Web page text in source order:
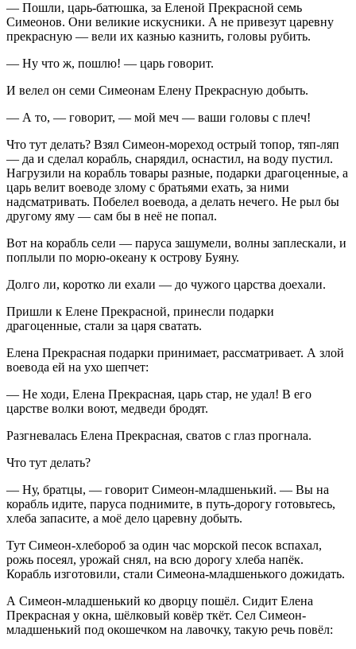
— Пошли, царь-батюшка, за Еленой Прекрасной семь
Симеонов. Они великие искусники. А не привезут царевну
прекрасную — вели их казнью казнить, головы рубить.
— Ну что ж, пошлю! — царь говорит.
И велел он семи Симеонам Елену Прекрасную добыть.
— А то, — говорит, — мой меч — ваши головы с плеч!
Что тут делать? Взял Симеон-мореход острый топор, тяп-ляп
— да и сделал корабль, снарядил, оснастил, на воду пустил.
Нагрузили на корабль товары разные, подарки драгоценные, а
царь велит воеводе злому с братьями ехать, за ними
надсматривать. Побелел воевода, а делать нечего. Не рыл бы
другому яму — сам бы в неё не попал.
Вот на корабль сели — паруса зашумели, волны заплескали, и
поплыли по морю-океану к острову Буяну.
Долго ли, коротко ли ехали — до чужого царства доехали.
Пришли к Елене Прекрасной, принесли подарки
драгоценные, стали за царя сватать.
Елена Прекрасная подарки принимает, рассматривает. А злой
воевода ей на ухо шепчет:
— Не ходи, Елена Прекрасная, царь стар, не удал! В его
царстве волки воют, медведи бродят.
Разгневалась Елена Прекрасная, сватов с глаз прогнала.
Что тут делать?
— Ну, братцы, — говорит Симеон-младшенький. — Вы на
корабль идите, паруса поднимите, в путь-дорогу готовьтесь,
хлеба запасите, а моё дело царевну добыть.
Тут Симеон-хлебороб за один час морской песок вспахал,
рожь посеял, урожай снял, на всю дорогу хлеба напёк.
Корабль изготовили, стали Симеона-младшенького дожидать.
А Симеон-младшенький ко дворцу пошёл. Сидит Елена
Прекрасная у окна, шёлковый ковёр ткёт. Сел Симеон-
младшенький под окошечком на лавочку, такую речь повёл: